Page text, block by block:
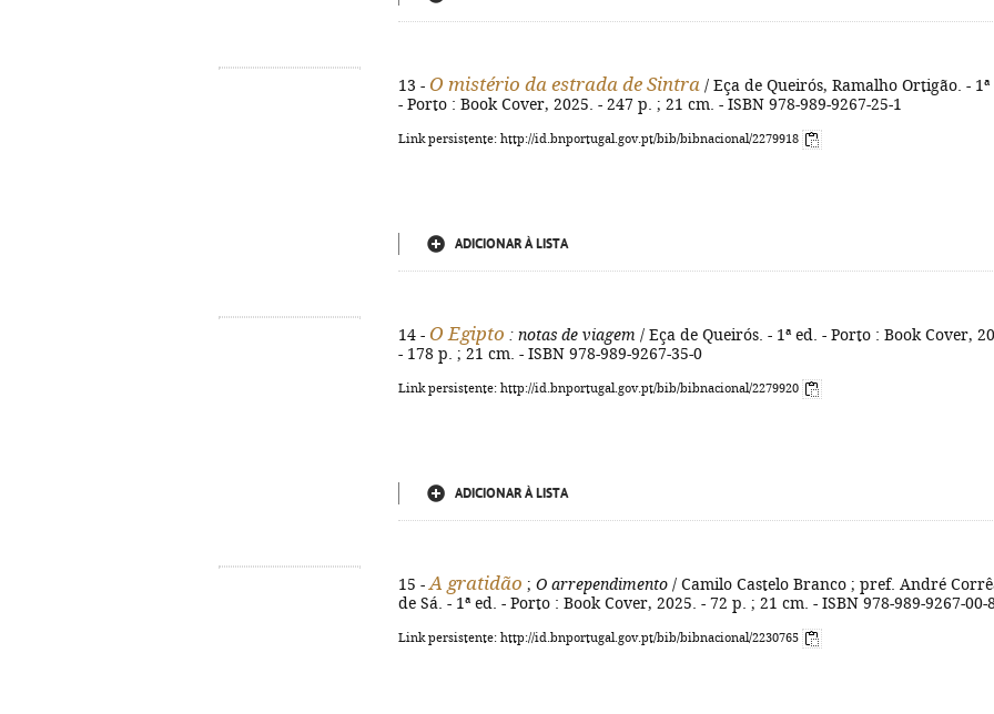
13 - O mistério da estrada de Sintra / Eça de Queirós, Ramalho Ortigão. - 1ª
- Porto : Book Cover, 2025. - 247 p. ; 21 cm. - ISBN 978-989-9267-25-1
Link persistente: http://id.bnportugal.gov.pt/bib/bibnacional/2279918
ADICIONAR À LISTA
14 - O Egipto : notas de viagem / Eça de Queirós. - 1ª ed. - Porto : Book Cover,
- 178 p. ; 21 cm. - ISBN 978-989-9267-35-0
Link persistente: http://id.bnportugal.gov.pt/bib/bibnacional/2279920
ADICIONAR À LISTA
15 - A gratidão ; O arrependimento / Camilo Castelo Branco ; pref. André
de Sá. - 1ª ed. - Porto : Book Cover, 2025. - 72 p. ; 21 cm. - ISBN 978-989-9267-00-
Link persistente: http://id.bnportugal.gov.pt/bib/bibnacional/2230765